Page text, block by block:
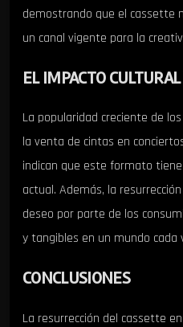
demostrando que el cassette
un canal vigente para la
EL IMPACTO
La popularidad creciente de
la venta de cintas en
indican que este formato
actual. Además, la
deseo por parte de los
y tangibles en un mundo cada
CONCLUSIONES
La resurrección del cassette